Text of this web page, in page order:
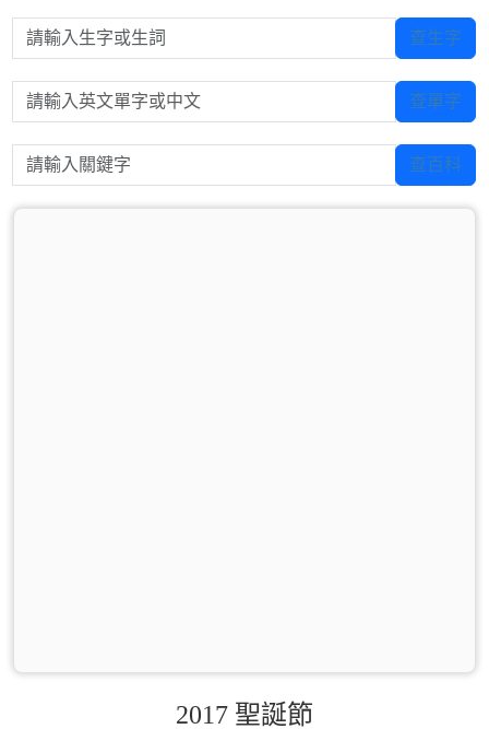
請輸入生字或生詞 查生字
請輸入英文單字或中文 查單字
請輸入關鍵字 查百科
2017 聖誕節